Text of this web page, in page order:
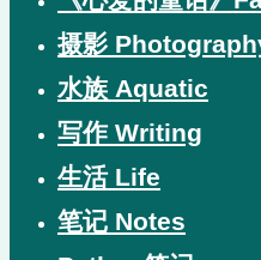
摄影
水族 Aquatic
写作 Writing
生活 Life
笔记 Notes